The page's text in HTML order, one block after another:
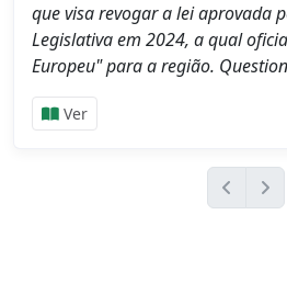
que visa revogar a lei aprovada
Legislativa em 2024, a qual
Europeu" para a região.
Ver